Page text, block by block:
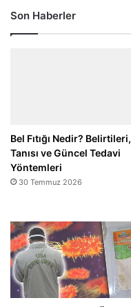
Son Haberler
Bel Fıtığı Nedir? Belirtileri,
Tanısı ve Güncel Tedavi
Yöntemleri
30 Temmuz 2026